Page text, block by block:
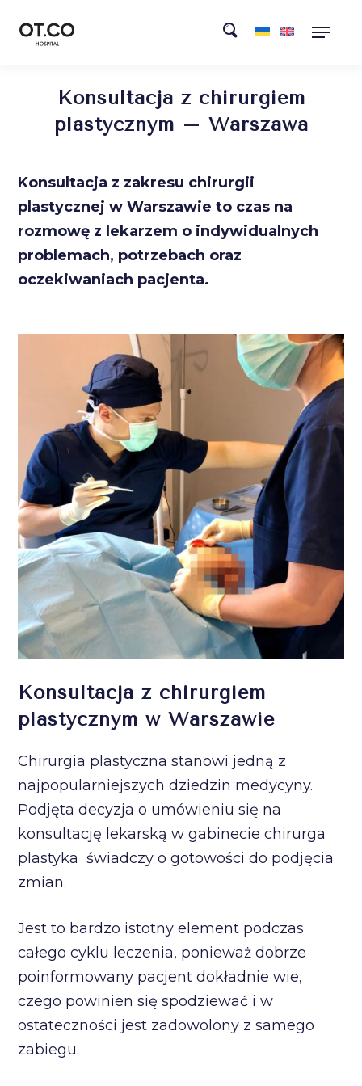
Konsultacja z chirurgiem
plastycznym – Warszawa
Konsultacja z zakresu chirurgii
plastycznej w Warszawie to czas na
rozmowę z lekarzem o indywidualnych
problemach, potrzebach oraz
oczekiwaniach pacjenta.
Konsultacja z chirurgiem
plastycznym w Warszawie
Chirurgia plastyczna stanowi jedną z
najpopularniejszych dziedzin medycyny.
Podjęta decyzja o umówieniu się na
konsultację lekarską w gabinecie chirurga
plastyka świadczy o gotowości do podjęcia
zmian.
Jest to bardzo istotny element podczas
całego cyklu leczenia, ponieważ dobrze
poinformowany pacjent dokładnie wie,
czego powinien się spodziewać i w
ostateczności jest zadowolony z samego
zabiegu.